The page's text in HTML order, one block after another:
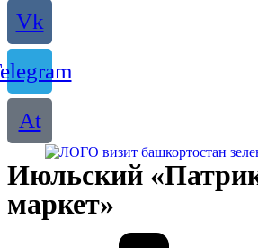
Vk
At
Июльский
маркет»